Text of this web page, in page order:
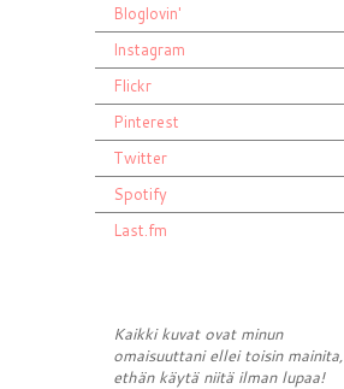
Bloglovin'
Instagram
Flickr
Pinterest
Twitter
Spotify
Last.fm
Kaikki kuvat ovat minun
omaisuuttani ellei toisin mainita,
ethän käytä niitä ilman lupaa!